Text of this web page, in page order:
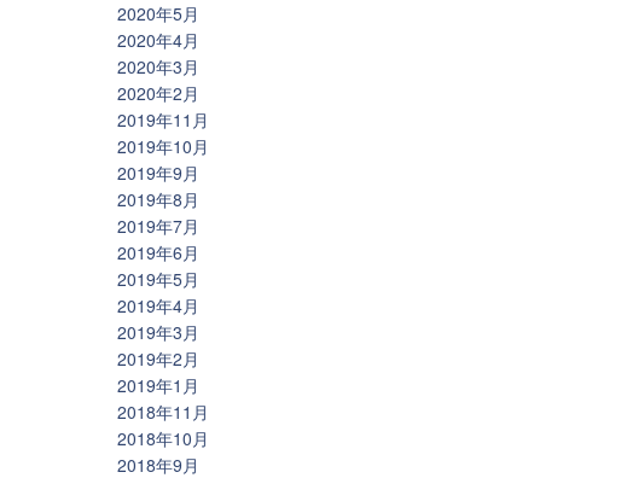
2020年5月
2020年4月
2020年3月
2020年2月
2019年11月
2019年10月
2019年9月
2019年8月
2019年7月
2019年6月
2019年5月
2019年4月
2019年3月
2019年2月
2019年1月
2018年11月
2018年10月
2018年9月